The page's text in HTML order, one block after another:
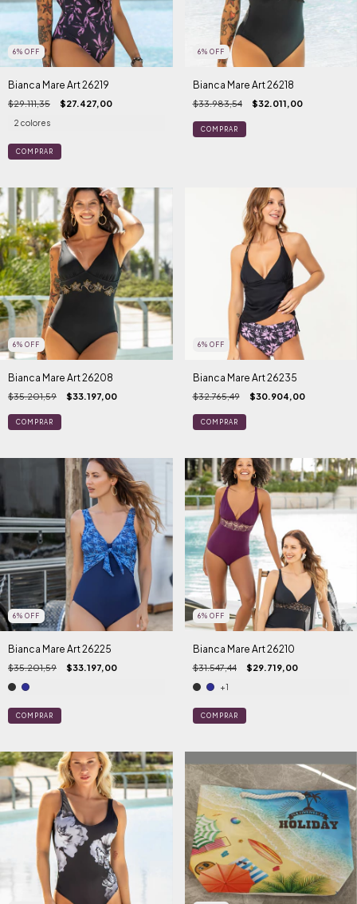
6% OFF
Bianca Mare Art 26219
$29.111,35 $27.427,00
2 colores
COMPRAR
6% OFF
Bianca Mare Art 26218
$33.983,54 $32.011,00
COMPRAR
6% OFF
Bianca Mare Art 26208
$35.201,59 $33.197,00
COMPRAR
6% OFF
Bianca Mare Art 26235
$32.765,49 $30.904,00
COMPRAR
6% OFF
Bianca Mare Art 26225
$35.201,59 $33.197,00
COMPRAR
6% OFF
Bianca Mare Art 26210
$31.547,44 $29.719,00
+1
COMPRAR